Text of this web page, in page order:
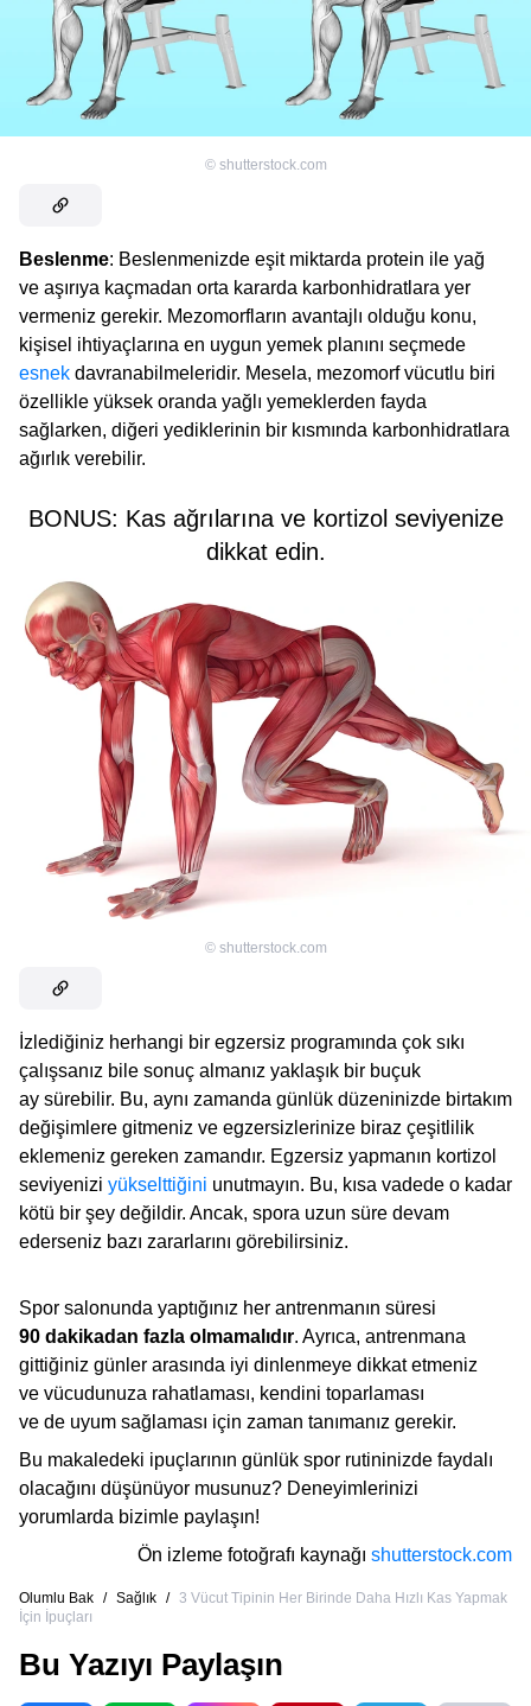
© shutterstock.com
Beslenme: Beslenmenizde eşit miktarda protein ile yağ
ve aşırıya kaçmadan orta kararda karbonhidratlara yer
vermeniz gerekir. Mezomorfların avantajlı olduğu konu,
kişisel ihtiyaçlarına en uygun yemek planını seçmede
esnek davranabilmeleridir. Mesela, mezomorf vücutlu biri
özellikle yüksek oranda yağlı yemeklerden fayda
sağlarken, diğeri yediklerinin bir kısmında karbonhidratlara
ağırlık verebilir.
BONUS: Kas ağrılarına ve kortizol seviyenize
dikkat edin.
© shutterstock.com
İzlediğiniz herhangi bir egzersiz programında çok sıkı
çalışsanız bile sonuç almanız yaklaşık bir buçuk
ay sürebilir. Bu, aynı zamanda günlük düzeninizde birtakım
değişimlere gitmeniz ve egzersizlerinize biraz çeşitlilik
eklemeniz gereken zamandır. Egzersiz yapmanın kortizol
seviyenizi yükselttiğini unutmayın. Bu, kısa vadede o kadar
kötü bir şey değildir. Ancak, spora uzun süre devam
ederseniz bazı zararlarını görebilirsiniz.
Spor salonunda yaptığınız her antrenmanın süresi
90 dakikadan fazla olmamalıdır. Ayrıca, antrenmana
gittiğiniz günler arasında iyi dinlenmeye dikkat etmeniz
ve vücudunuza rahatlaması, kendini toparlaması
ve de uyum sağlaması için zaman tanımanız gerekir.
Bu makaledeki ipuçlarının günlük spor rutininizde faydalı
olacağını düşünüyor musunuz? Deneyimlerinizi
yorumlarda bizimle paylaşın!
Ön izleme fotoğrafı kaynağı shutterstock.com
Olumlu Bak / Sağlık / 3 Vücut Tipinin Her Birinde Daha Hızlı Kas Yapmak
İçin İpuçları
Bu Yazıyı Paylaşın